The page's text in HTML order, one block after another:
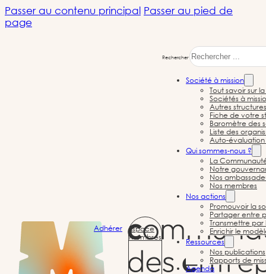
Passer au contenu principal Passer au pied de
page
Adhérer
Espace
membres
Rechercher
Société à mission
Tout savoir sur
Sociétés à
Autres
Fiche de votre
Baromètre des
Liste des
Auto-évaluation
Qui sommes-nous ?
La
Notre
Nos
Nos membres
Nos actions
Promouvoir la
Partager entre
Transmettre
Enrichir le
Ressources
Nos publications
Rapports de
Agenda
Société à mission
← Toutes les sociétés à mission